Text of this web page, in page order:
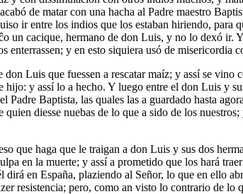
de matar con una hacha al Padre maestro
ir entre los indios que los estaban hiriendo, para
cacique, hermano de don Luis, y no lo dexó ir.
y en esto siquiera usó de misericordia
Luis que fuessen a rescatar maíz; y assí se vino
y assí lo a hecho. Y luego entre el don Luis y
Baptista, las quales las a guardado hasta
diesse nuebas de lo que a sido de los
que haga que le traigan a don Luis y sus dos
en la muerte; y assí a prometido que los hará
en España, plaziendo al Señor, lo que en ello
resistencia; pero, como an visto lo contrario de lo